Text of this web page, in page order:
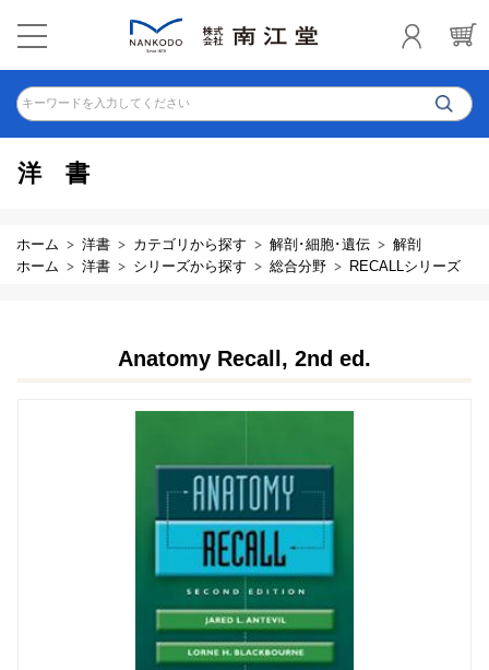
キーワードを入力してください
洋書
ホーム 洋書 カテゴリから探す 解剖･細胞･遺伝
解剖
ホーム
洋書 シリーズから探す 総合分野 RECALLシリーズ
Anatomy Recall, 2nd ed.